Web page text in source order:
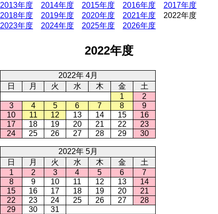
2013年度 2014年度 2015年度 2016年度
2017年度
2018年度
2019年度 2020年度 2021年度
2022年度
2023年度
2024年度 2025年度 2026年度
2022年度
2022年 4月
日
月 火 水 木 金
土
1
2
3
4 5 6 7 8
9
10
11 12 13 14 15
16
17
18 19 20 21 22
23
24
25 26 27 28 29 30
2022年 5月
日
月 火 水 木 金
土
1
2 3 4 5 6
7
8
9 10 11 12 13
14
15
16 17 18 19 20
21
22
23 24 25 26 27
28
29
30 31